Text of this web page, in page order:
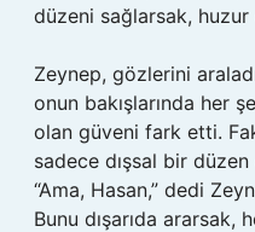
düzeni sağlarsak,
Zeynep, gözlerini
onun bakışlarında her
olan güveni fark etti.
sadece dışsal bir
“Ama, Hasan,” dedi
Bunu dışarıda ararsak,